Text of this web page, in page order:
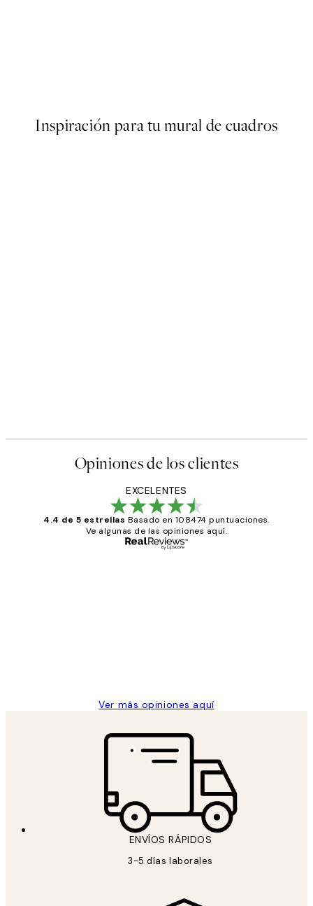
Inspiración para tu mural de cuadros
Opiniones de los clientes
EXCELENTES
4.4 de 5 estrellas Basado en 108474 puntuaciones.
Ve algunas de las opiniones aquí.
Ver más opiniones aquí
ENVÍOS RÁPIDOS
3-5 días laborales